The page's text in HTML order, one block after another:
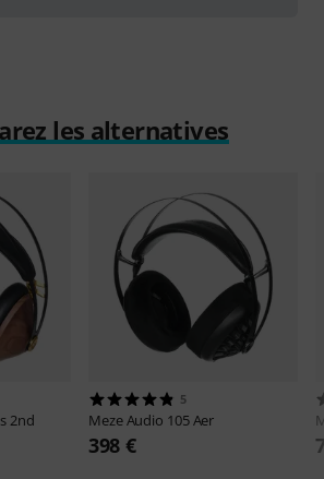
les alternatives
2nd
5
Meze Audio 105 Aer
398 €